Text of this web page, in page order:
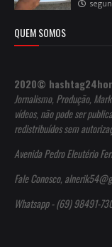
QUEM SOMOS
2020©
Jornalismo, Produção,
vídeos, não pode ser
redistribuídos sem
Avenida Pedro Eleutério
Fale Conosco,
Whatsapp - (69) 98491-